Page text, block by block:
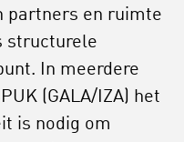
partners en ruimte
structurele
In meerdere
(GALA/IZA) het
is nodig om